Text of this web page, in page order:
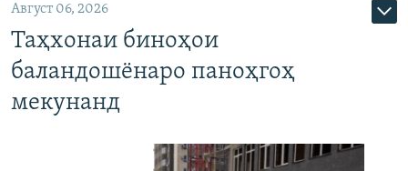
Август 06, 2026
Таҳхонаи биноҳои
баландошёнаро паноҳгоҳ
мекунанд